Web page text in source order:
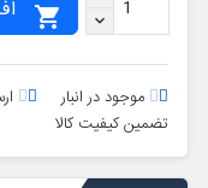

موجود در انبار
تضمین کیفیت کالا